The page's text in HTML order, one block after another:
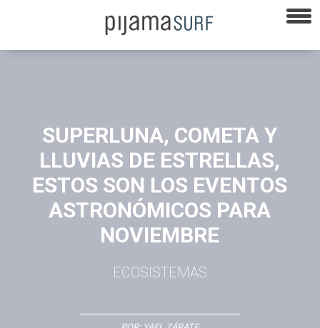
SUPERLUNA, COMETA Y
LLUVIAS DE ESTRELLAS,
ESTOS SON LOS EVENTOS
ASTRONÓMICOS PARA
NOVIEMBRE
ECOSISTEMAS